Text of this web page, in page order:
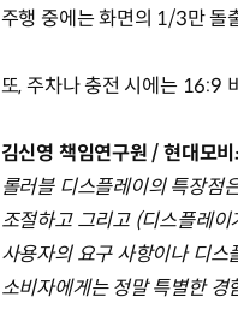
주행 중에는 화면의 1/3만 돌
또, 주차나 충전 시에는 16:9
김신영 책임연구원 / 현대모
롤러블 디스플레이의 특장점
조절하고 그리고 (디스플레
사용자의 요구 사항이나 디스
소비자에게는 정말 특별한 경